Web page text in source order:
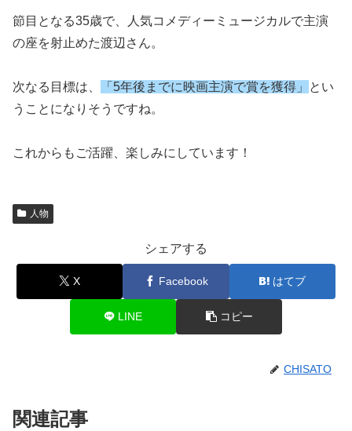
節目となる35歳で、人気コメディーミュージカルで主演
の座を射止めた渡辺さん。
次なる目標は、 「5年後までに映画主演で賞を獲得」
とい
うことになりそうですね。
これからもご活躍、楽しみにしています！
人物
シェアする
X Facebook はてブ
LINE コピー
CHISATO
関連記事